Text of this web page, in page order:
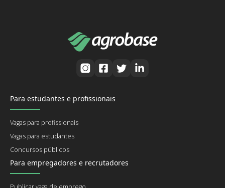
Para estudantes e profissionais
Vagas para profissionais
Vagas para estudantes
Concursos públicos
Para empregadores e recrutadores